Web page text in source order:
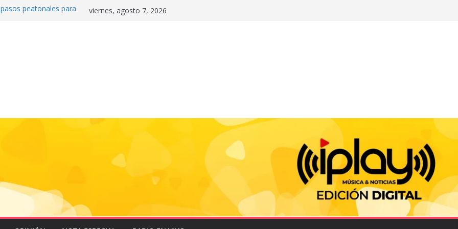
peatonales para
historia en el Draft
la motocicleta a la
2026
e impulsa triunfo de
viernes, agosto 7, 2026